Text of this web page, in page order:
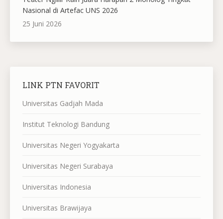
Nasional di Artefac UNS 2026
25 Juni 2026
LINK PTN FAVORIT
Universitas Gadjah Mada
Institut Teknologi Bandung
Universitas Negeri Yogyakarta
Universitas Negeri Surabaya
Universitas Indonesia
Universitas Brawijaya